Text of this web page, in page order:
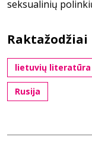
seksualinių
Raktažodžiai
lietuvių literatūra
Rusija